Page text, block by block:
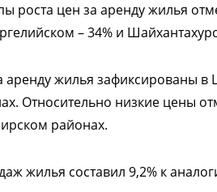
роста цен за аренду жилья
– 34% и
жилья зафиксированы
Относительно низкие цены
районах.
жилья составил 9,2% к